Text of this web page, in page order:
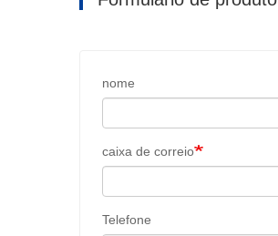
nome
caixa de correio
Telefone